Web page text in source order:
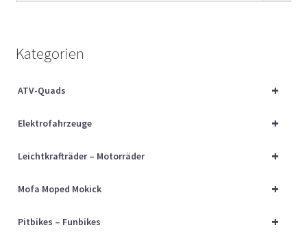
Über uns
Kategorien
+
ATV-Quads
+
Elektrofahrzeuge
+
Leichtkrafträder – Motorräder
+
Mofa Moped Mokick
+
Pitbikes – Funbikes